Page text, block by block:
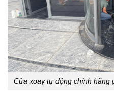
Cửa xoay tự động chính hãng